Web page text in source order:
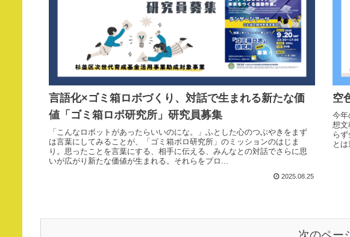
言語化×ゴミ箱ロボづくり、対話で生まれる新たな価
値「ゴミ箱ロボ研究所」研究員募集
「こんなロボットがあったらいいのにな。」ふとした心のつぶやきをまず
は言葉にしてみることが、「ゴミ箱ボロ研究所」のミッションのはじま
り。思ったことを言葉にする、相手に伝える、みんなとの対話でさらに思
いが広がり新たな価値が生まれる。それらをプロ...
2025.08.25
空
今年
想文
ら
と